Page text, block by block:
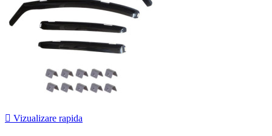
 Vizualizare rapida